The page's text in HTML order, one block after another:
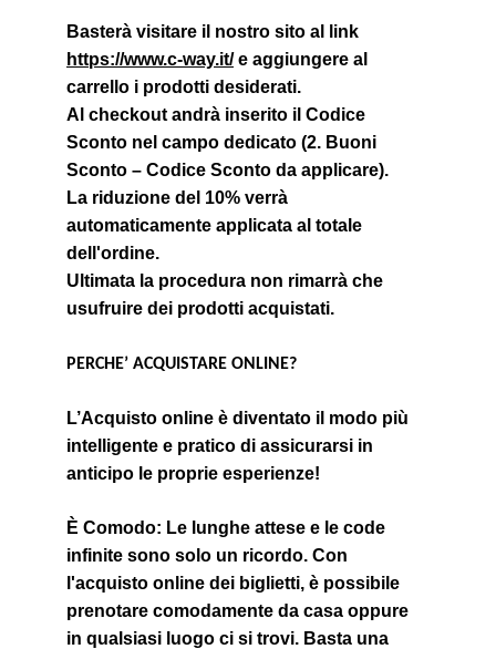
Basterà visitare il nostro sito al link
https://www.c-way.it/ e aggiungere al
carrello i prodotti desiderati.
Al checkout andrà inserito il Codice
Sconto nel campo dedicato (2. Buoni
Sconto – Codice Sconto da applicare).
La riduzione del 10% verrà
automaticamente applicata al totale
dell'ordine.
Ultimata la procedura non rimarrà che
usufruire dei prodotti acquistati.
PERCHE’ ACQUISTARE ONLINE?
L’Acquisto online è diventato il modo più
intelligente e pratico di assicurarsi in
anticipo le proprie esperienze!
È Comodo: Le lunghe attese e le code
infinite sono solo un ricordo. Con
l'acquisto online dei biglietti, è possibile
prenotare comodamente da casa oppure
in qualsiasi luogo ci si trovi. Basta una